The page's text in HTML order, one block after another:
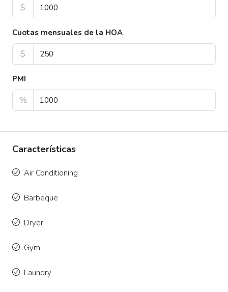
$
Cuotas mensuales de la HOA
$
PMI
%
Características
Air Conditioning
Barbeque
Dryer
Gym
Laundry